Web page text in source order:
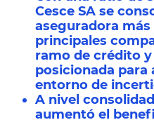
Cesce SA se
aseguradora
principales
ramo de crédito
posicionada para
entorno de
A nivel
aumentó el